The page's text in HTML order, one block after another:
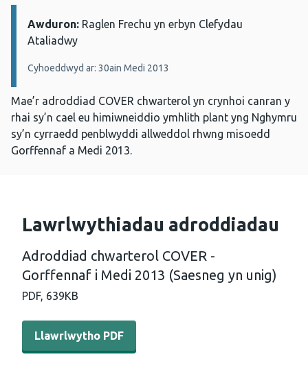
Manylion:
Awduron: Raglen Frechu yn erbyn Clefydau
Ataliadwy
Cyhoeddwyd ar: 30ain Medi 2013
Mae’r adroddiad COVER chwarterol yn crynhoi canran y
rhai sy’n cael eu himiwneiddio ymhlith plant yng Nghymru
sy’n cyrraedd penblwyddi allweddol rhwng misoedd
Gorffennaf a Medi 2013.
Lawrlwythiadau adroddiadau
Adroddiad chwarterol COVER -
Gorffennaf i Medi 2013 (Saesneg yn unig)
PDF, 639KB
Llawrlwytho PDF - Adroddiad chwarterol COVER -
Llawrlwytho PDF